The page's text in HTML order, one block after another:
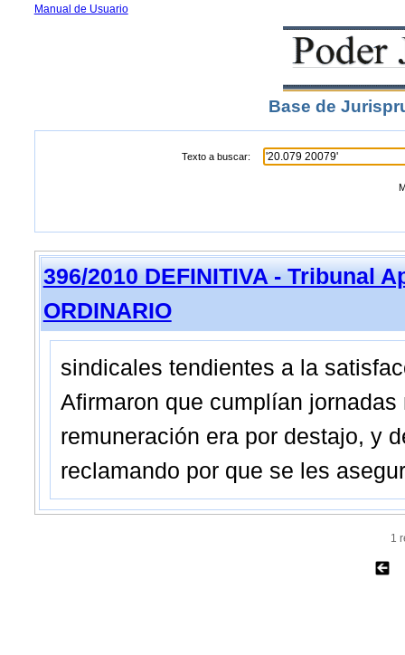
Manual de Usuario
Base de
Texto a buscar:
396/2010 DEFINITIVA - Tribunal
ORDINARIO
sindicales tendientes a la
Afirmaron que cumplían
remuneración era por destajo, y
reclamando por que se les
1